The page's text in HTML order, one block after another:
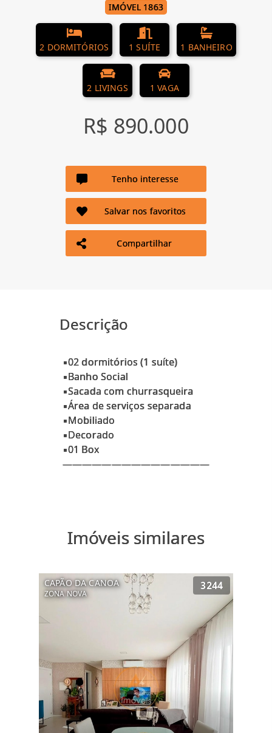
IMÓVEL 1863
2 DORMITÓRIOS 1 SUÍTE 1 BANHEIRO
2 LIVINGS 1 VAGA
R$ 890.000
Tenho interesse
Salvar nos favoritos
Compartilhar
Descrição
▪02 dormitórios (1 suíte)
▪Banho Social
▪Sacada com churrasqueira
▪Área de serviços separada
▪Mobiliado
▪Decorado
▪01 Box
Imóveis similares
CAPÃO DA CANOA
ZONA NOVA
3244